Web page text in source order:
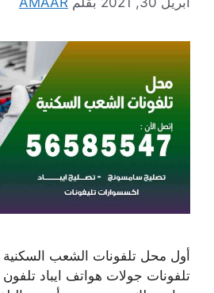
أول محل تلفونات الشعب
تلفونات جولات هواتف ايباد